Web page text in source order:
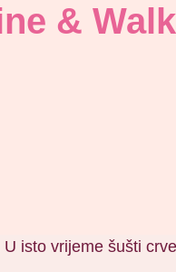
&
isto vrijeme šušti